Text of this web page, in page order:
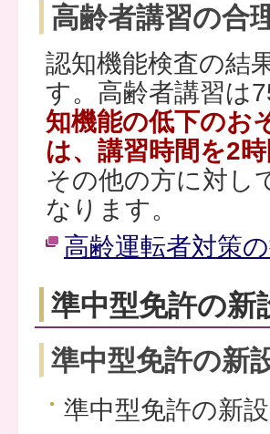
高齢者講習の合
認知機能検査の結
す。高齢者講習は
知機能の低下のお
は、講習時間を2
その他の方に対し
なります。
高齢運転者対策
準中型免許の新
準中型免許の新
準中型免許の新設